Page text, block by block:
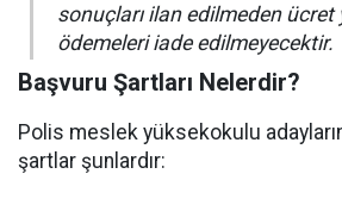
sonuçları ilan edilmeden ücret
ödemeleri iade edilmeyecektir.
Başvuru Şartları Nelerdir?
Polis meslek yüksekokulu
şartlar şunlardır: